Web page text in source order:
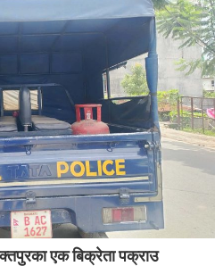
एक बिक्रेता पक्राउ